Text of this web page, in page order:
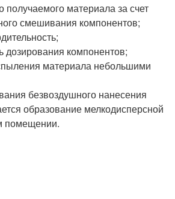
получаемого материала за счет
смешивания компонентов;
дозирования компонентов;
материала небольшими
безвоздушного нанесения
образование мелкодисперсной
помещении.